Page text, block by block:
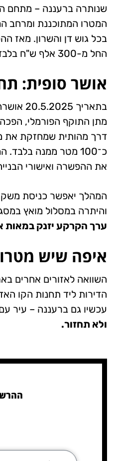
שנותרה ברעננה – מתחם
המטרו המתוכננת ומרחב
בכל גוש דן והשרון. מאז
החל מ-300 אלף ש"ח בלבד.
אושר סופית:
מתן התוקף הפורמלי,
דרך מהותית שמחזקת את
כ־100 מטר ממנה
את ההפשרה ואישורי
המהלך יאפשר כניסת
והיתרה במסלול מואץ במסגרת תמ"א 70.
ערך הקרקע יזנק במאות
איפה שיש
עכשיו גם ברעננה – עיר
ולא תחזור.